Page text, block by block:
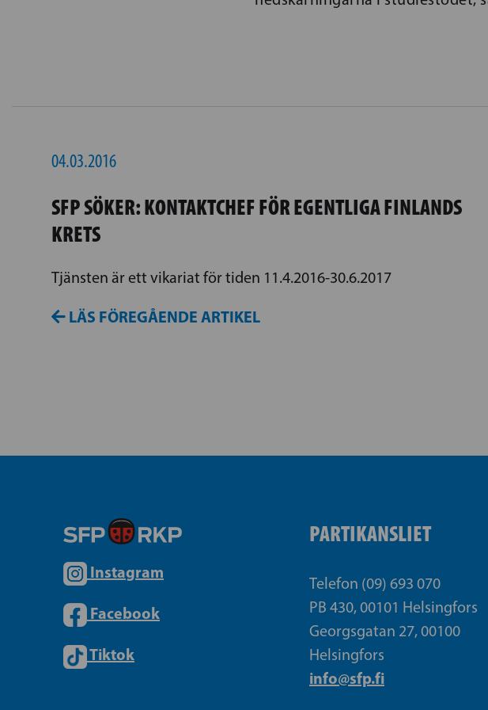
04.03.2016
SFP SÖKER: KONTAKTCHEF FÖR EGENTLIGA FINLANDS
KRETS
Tjänsten är ett vikariat för tiden 11.4.2016-30.6.2017
LÄS FÖREGÅENDE ARTIKEL
Instagram
Facebook
Tiktok
PARTIKANSLIET
Telefon (09) 693 070
PB 430, 00101 Helsingfors
Georgsgatan 27, 00100
Helsingfors
info@sfp.fi